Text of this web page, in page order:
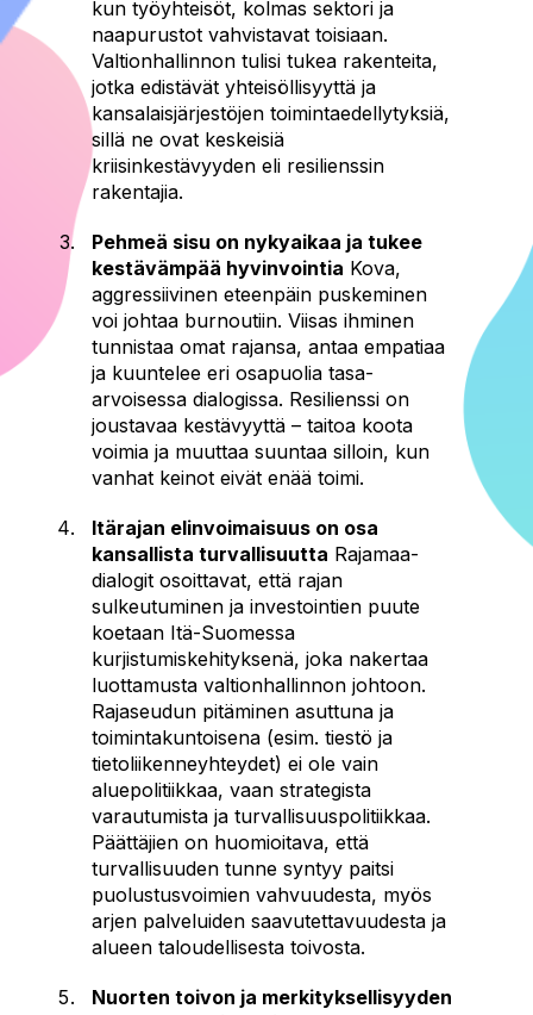
kun työyhteisöt, kolmas sektori ja
naapurustot vahvistavat toisiaan.
Valtionhallinnon tulisi tukea rakenteita,
jotka edistävät yhteisöllisyyttä ja
kansalaisjärjestöjen toimintaedellytyksiä,
sillä ne ovat keskeisiä
kriisinkestävyyden eli resilienssin
rakentajia.
Pehmeä sisu on nykyaikaa ja tukee
kestävämpää hyvinvointia Kova,
aggressiivinen eteenpäin puskeminen
voi johtaa burnoutiin. Viisas ihminen
tunnistaa omat rajansa, antaa empatiaa
ja kuuntelee eri osapuolia tasa-
arvoisessa dialogissa. Resilienssi on
joustavaa kestävyyttä – taitoa koota
voimia ja muuttaa suuntaa silloin, kun
vanhat keinot eivät enää toimi.
Itärajan elinvoimaisuus on osa
kansallista turvallisuutta Rajamaa-
dialogit osoittavat, että rajan
sulkeutuminen ja investointien puute
koetaan Itä-Suomessa
kurjistumiskehityksenä, joka nakertaa
luottamusta valtionhallinnon johtoon.
Rajaseudun pitäminen asuttuna ja
toimintakuntoisena (esim. tiestö ja
tietoliikenneyhteydet) ei ole vain
aluepolitiikkaa, vaan strategista
varautumista ja turvallisuuspolitiikkaa.
Päättäjien on huomioitava, että
turvallisuuden tunne syntyy paitsi
puolustusvoimien vahvuudesta, myös
arjen palveluiden saavutettavuudesta ja
alueen taloudellisesta toivosta.
Nuorten toivon ja merkityksellisyyden